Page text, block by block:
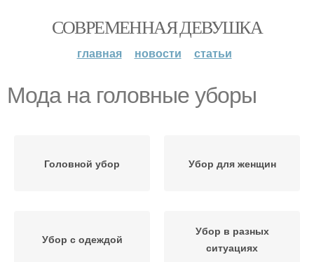
СОВРЕМЕННАЯ ДЕВУШКА
главная новости статьи
Мода на головные уборы
Головной убор Убор для женщин
Убор с одеждой
Убор в разных
ситуациях